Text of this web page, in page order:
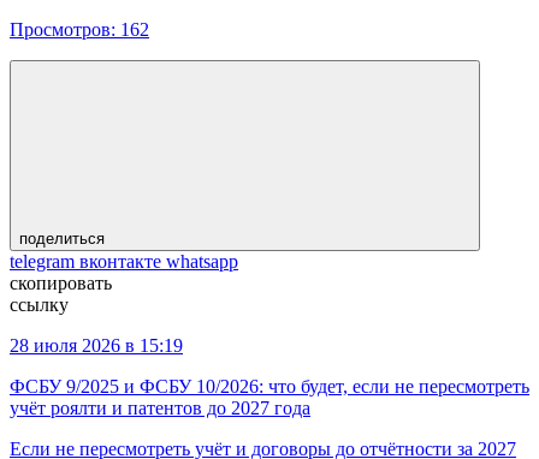
Просмотров: 162
поделиться
telegram вконтакте whatsapp
скопировать
ссылку
28 июля 2026 в 15:19
ФСБУ 9/2025 и ФСБУ 10/2026: что будет, если не пересмотреть
учёт роялти и патентов до 2027 года
Если не пересмотреть учёт и договоры до отчётности за 2027